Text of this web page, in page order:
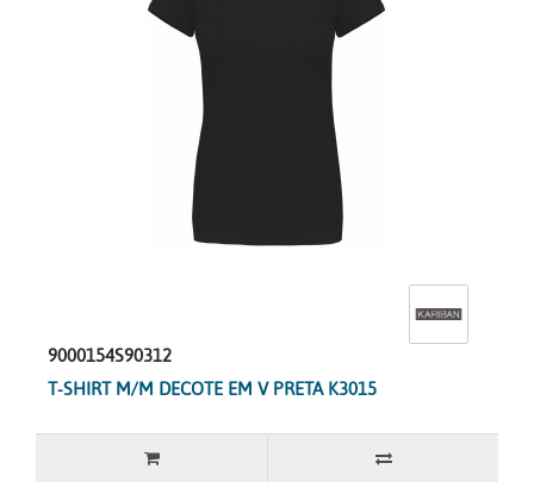
9000154S90312
T-SHIRT M/M DECOTE EM V PRETA K3015